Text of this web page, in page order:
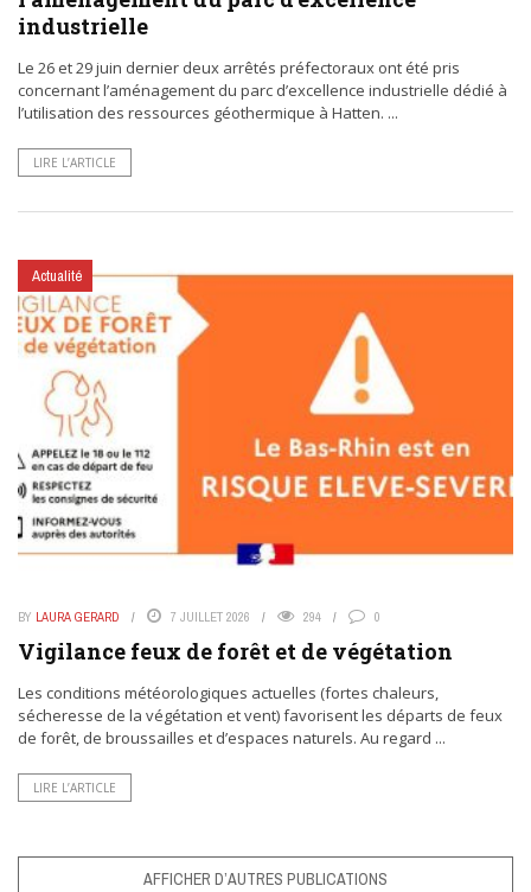
industrielle
Le 26 et 29 juin dernier deux arrêtés préfectoraux ont été pris
concernant l’aménagement du parc d’excellence industrielle dédié à
l’utilisation des ressources géothermique à Hatten. ...
LIRE L’ARTICLE
Actualité
BY LAURA GERARD 7 JUILLET 2026 294 0
Vigilance feux de forêt et de végétation
Les conditions météorologiques actuelles (fortes chaleurs,
sécheresse de la végétation et vent) favorisent les départs de feux
de forêt, de broussailles et d’espaces naturels. Au regard ...
LIRE L’ARTICLE
AFFICHER D’AUTRES PUBLICATIONS